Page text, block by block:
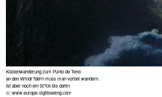
Küstenwanderung zum Punto de Teno:
an den Windr?dern muss man vorbei wandern.
Ist aber noch ein St?ck bis dahin.
©: www.europe-sightseeing.com